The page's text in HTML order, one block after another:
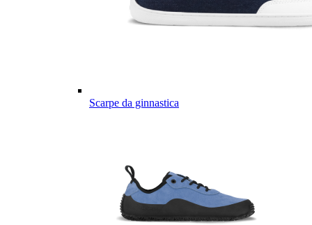
Scarpe da ginnastica